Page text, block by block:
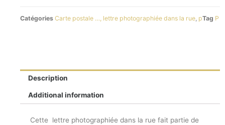
Catégories Carte postale …, lettre photographiée dans la rue pTag P
Description
Additional information
Cette lettre photographiée dans la rue fait partie de